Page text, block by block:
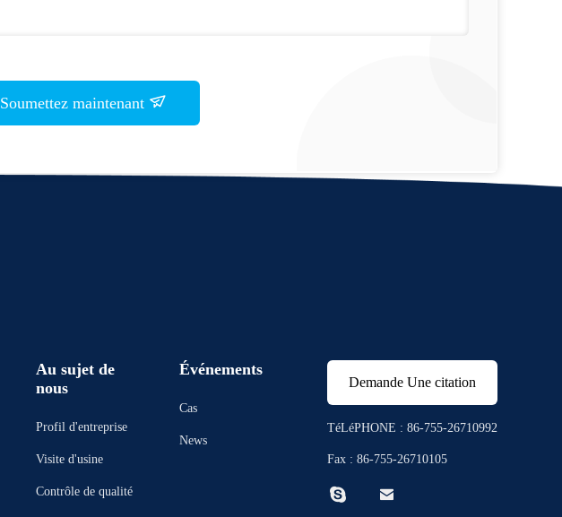
Soumettez maintenant
Au sujet de
nous
Profil d'entreprise
Visite d'usine
Contrôle de qualité
Événements
Cas
News
Demande Une citation
TéLéPHONE : 86-755-26710992
Fax : 86-755-26710105
 